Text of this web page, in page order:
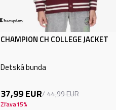
CHAMPION CH COLLEGE JACKET
Detská bunda
37,99EUR 44,99EUR
Zľava15%